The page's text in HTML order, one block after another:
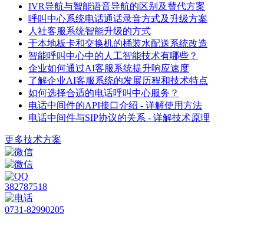
IVR导航与智能语音导航的区别及替代方案
呼叫中心系统电话通话录音方式及升级方案
人社客服系统智能升级的方式
于本地板卡和交换机的桶装水配送系统改造
智能呼叫中心中的人工智能技术有哪些？
企业如何通过AI客服系统提升响应速度
了解企业AI客服系统的发展历程和技术特点
如何选择合适的电话呼叫中心服务？
电话中间件的API接口介绍 - 详解使用方法
电话中间件与SIP协议的关系 - 详解技术原理
更多技术方案
382787518
0731-82990205